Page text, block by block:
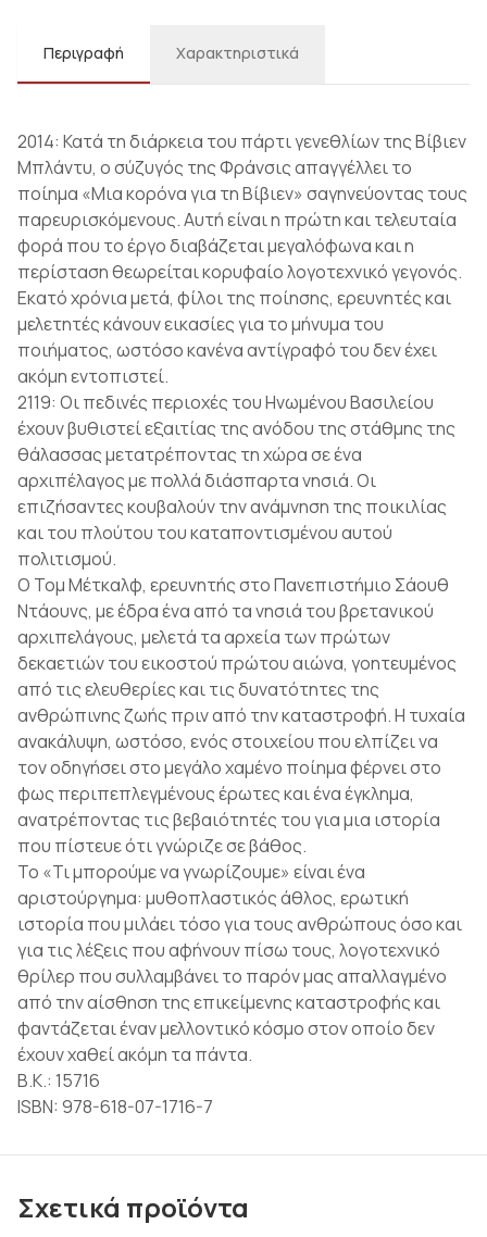
Περιγραφή Χαρακτηριστικά
2014: Κατά τη διάρκεια του πάρτι γενεθλίων της Βίβιεν
Μπλάντυ, o σύζυγός της Φράνσις απαγγέλλει το
ποίηµα «Μια κορόνα για τη Βίβιεν» σαγηνεύοντας τους
παρευρισκόµενους. Αυτή είναι η πρώτη και τελευταία
φορά που το έργο διαβάζεται µεγαλόφωνα και η
περίσταση θεωρείται κορυφαίο λογοτεχνικό γεγονός.
Εκατό χρόνια µετά, φίλοι της ποίησης, ερευνητές και
µελετητές κάνουν εικασίες για το µήνυµα του
ποιήµατος, ωστόσο κανένα αντίγραφό του δεν έχει
ακόµη εντοπιστεί.
2119: Οι πεδινές περιοχές του Ηνωµένου Βασιλείου
έχουν βυθιστεί εξαιτίας της ανόδου της στάθµης της
θάλασσας µετατρέποντας τη χώρα σε ένα
αρχιπέλαγος µε πολλά διάσπαρτα νησιά. Οι
επιζήσαντες κουβαλούν την ανάµνηση της ποικιλίας
και του πλούτου του καταποντισµένου αυτού
πολιτισµού.
Ο Τοµ Μέτκαλφ, ερευνητής στο Πανεπιστήµιο Σάουθ
Ντάουνς, µε έδρα ένα από τα νησιά του βρετανικού
αρχιπελάγους, µελετά τα αρχεία των πρώτων
δεκαετιών του εικοστού πρώτου αιώνα, γοητευµένος
από τις ελευθερίες και τις δυνατότητες της
ανθρώπινης ζωής πριν από την καταστροφή. Η τυχαία
ανακάλυψη, ωστόσο, ενός στοιχείου που ελπίζει να
τον οδηγήσει στο µεγάλο χαµένο ποίηµα φέρνει στο
φως περιπεπλεγµένους έρωτες και ένα έγκληµα,
ανατρέποντας τις βεβαιότητές του για µια ιστορία
που πίστευε ότι γνώριζε σε βάθος.
Το «Τι µπορούµε να γνωρίζουµε» είναι ένα
αριστούργηµα: µυθοπλαστικός άθλος, ερωτική
ιστορία που µιλάει τόσο για τους ανθρώπους όσο και
για τις λέξεις που αφήνουν πίσω τους, λογοτεχνικό
θρίλερ που συλλαµβάνει το παρόν µας απαλλαγµένο
από την αίσθηση της επικείµενης καταστροφής και
φαντάζεται έναν µελλοντικό κόσµο στον οποίο δεν
έχουν χαθεί ακόµη τα πάντα.
Β.Κ.: 15716
ISBN: 978-618-07-1716-7
Σχετικά προϊόντα